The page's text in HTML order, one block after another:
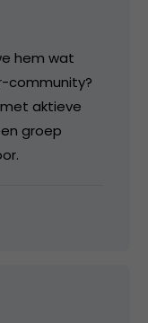
hem wat
community?
aktieve
groep